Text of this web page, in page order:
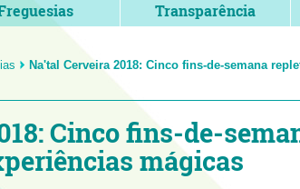
Transparência
Na'tal Cerveira 2018: Cinco fins-de-semana
Cinco fins-de-
mágicas